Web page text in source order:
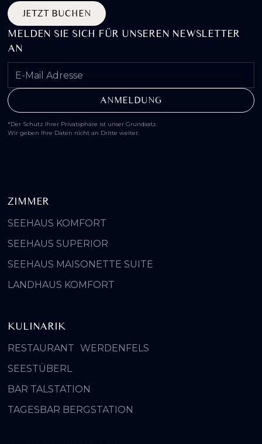
JETZT BUCHEN
MELDEN SIE SICH FÜR UNSEREN NEWSLETTER
AN
*Der Schutz Ihrer Privatsphäre ist unser Grundsatz.
Wir geben Ihre Daten nicht an Dritte weiter.
ZIMMER
SEEHAUS KOMFORT
SEEHAUS SUPERIOR
SEEHAUS MAISONETTE SUITE
LANDHAUS KOMFORT
KULINARIK
RESTAURANT WERDENFELS
SEESTÜBERL
BAR TALSTATION
TAGESBAR BERGSTATION